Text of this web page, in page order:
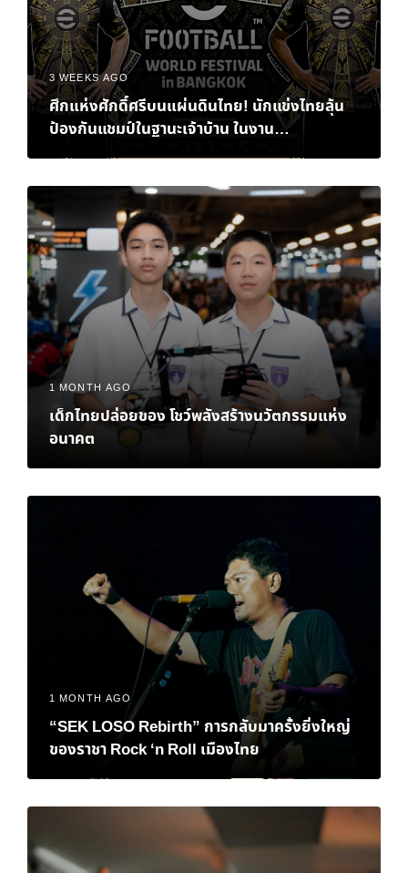
3 WEEKS AGO
ศึกแห่งศักดิ์ศรีบนแผ่นดินไทย! นักแข่งไทยลุ้น
ป้องกันแชมป์ในฐานะเจ้าบ้าน ในงาน
eFootball™ Championship 2026 World
1 MONTH AGO
เด็กไทยปล่อยของ โชว์พลังสร้างนวัตกรรมแห่ง
อนาคต
1 MONTH AGO
“SEK LOSO Rebirth” การกลับมาครั้งยิ่งใหญ่
ของราชา Rock ‘n Roll เมืองไทย